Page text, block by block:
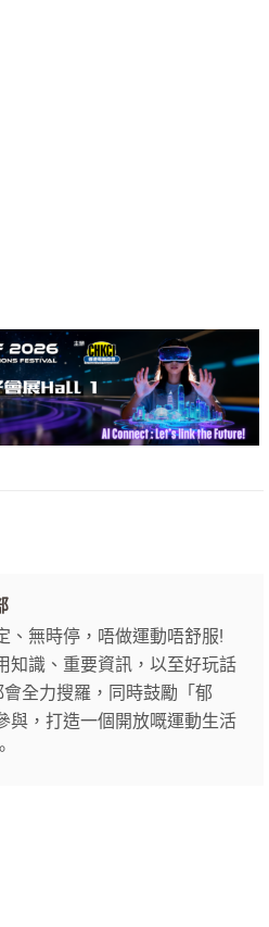
、無時停，唔做運動唔舒服!
知識、重要資訊，以至好玩話
全力搜羅，同時鼓勵「郁
與，打造一個開放嘅運動生活